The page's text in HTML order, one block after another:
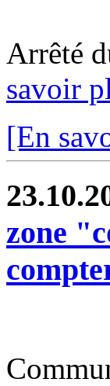
Arrêté
savoir
[En
zone